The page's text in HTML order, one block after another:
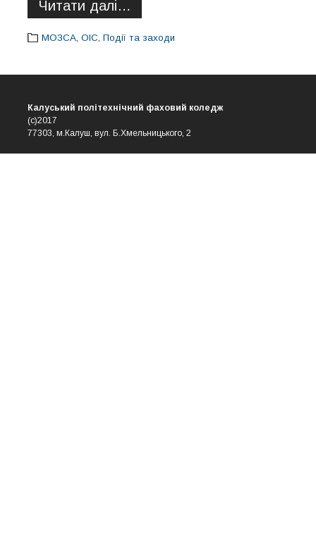
Читати далі…
МОЗСА,ОІС,Події та заходи
Калуський політехнічний фаховий коледж
(с)2017
77303, м.Калуш, вул. Б.Хмельницького, 2